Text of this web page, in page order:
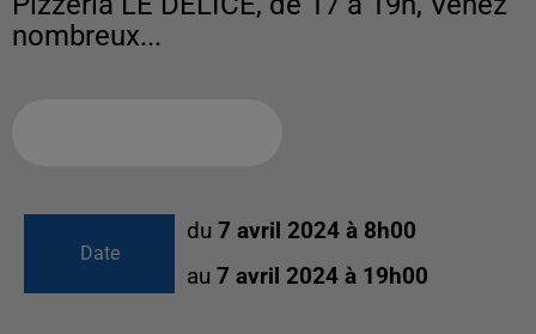
nombreux...
Date
du 7 avril 2024 à 8h00
au 7 avril 2024 à 19h00